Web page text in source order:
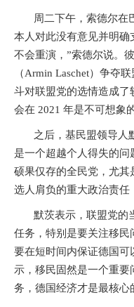
周二下午，索德尔在
本人对此没有意见并明确
不会重演，”索德尔说。
（Armin Laschet）争夺
斗对联盟党的选情造成了
会在 2021 年是不可想象
之后，基民盟领导人
是一个超越个人得失的问
硕果仅存的全民党，尤其
选人肩负的重大政治责任
默茨表示，联盟党的
任务，特别是要关注移民
要在短时间内保证德国可
示，移民固然是一个重
务，德国经济才是最核心